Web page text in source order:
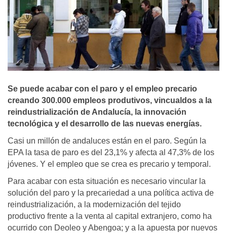
Se puede acabar con el paro y el empleo precario
creando 300.000 empleos produtivos, vincualdos a la
reindustrialización de Andalucía, la innovación
tecnológica y el desarrollo de las nuevas energías.
Casi un millón de andaluces están en el paro. Según la
EPA la tasa de paro es del 23,1% y afecta al 47,3% de los
jóvenes. Y el empleo que se crea es precario y temporal.
Para acabar con esta situación es necesario vincular la
solución del paro y la precariedad a una política activa de
reindustrialización, a la modernización del tejido
productivo frente a la venta al capital extranjero, como ha
ocurrido con Deoleo y Abengoa; y a la apuesta por nuevos